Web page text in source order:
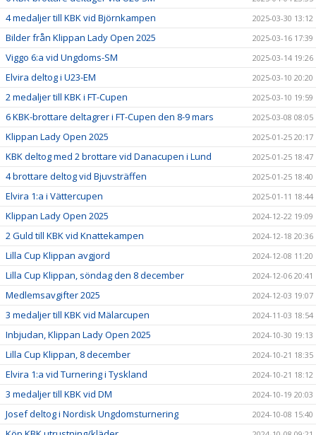
4 medaljer till KBK vid Björnkampen 2025-03-30 13:12
Bilder från Klippan Lady Open 2025 2025-03-16 17:39
Viggo 6:a vid Ungdoms-SM 2025-03-14 19:26
Elvira deltog i U23-EM 2025-03-10 20:20
2 medaljer till KBK i FT-Cupen 2025-03-10 19:59
6 KBK-brottare deltagrer i FT-Cupen den 8-9 mars 2025-03-08 08:05
Klippan Lady Open 2025 2025-01-25 20:17
KBK deltog med 2 brottare vid Danacupen i Lund 2025-01-25 18:47
4 brottare deltog vid Bjuvsträffen 2025-01-25 18:40
Elvira 1:a i Vättercupen 2025-01-11 18:44
Klippan Lady Open 2025 2024-12-22 19:09
2 Guld till KBK vid Knattekampen 2024-12-18 20:36
Lilla Cup Klippan avgjord 2024-12-08 11:20
Lilla Cup Klippan, söndag den 8 december 2024-12-06 20:41
Medlemsavgifter 2025 2024-12-03 19:07
3 medaljer till KBK vid Mälarcupen 2024-11-03 18:54
Inbjudan, Klippan Lady Open 2025 2024-10-30 19:13
Lilla Cup Klippan, 8 december 2024-10-21 18:35
Elvira 1:a vid Turnering i Tyskland 2024-10-21 18:12
3 medaljer till KBK vid DM 2024-10-19 20:03
Josef deltog i Nordisk Ungdomsturnering 2024-10-08 15:40